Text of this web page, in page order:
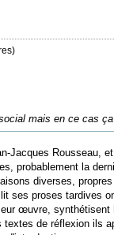
mais en ce cas
Jacques Rousseau,
probablement la
diverses,
lit ses proses
œuvre,
de réflexion ils